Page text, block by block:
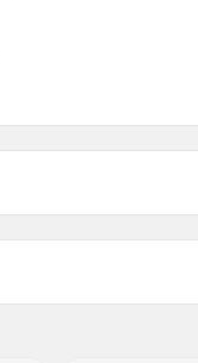
PU støbt